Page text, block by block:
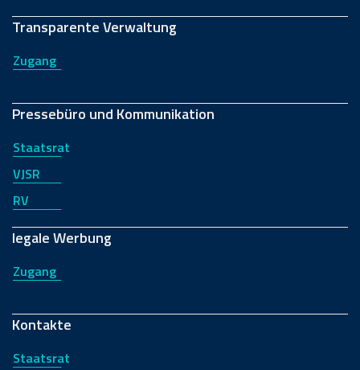
Transparente Verwaltung
Zugang
Pressebüro und Kommunikation
Staatsrat
VJSR
RV
legale Werbung
Zugang
Kontakte
Staatsrat